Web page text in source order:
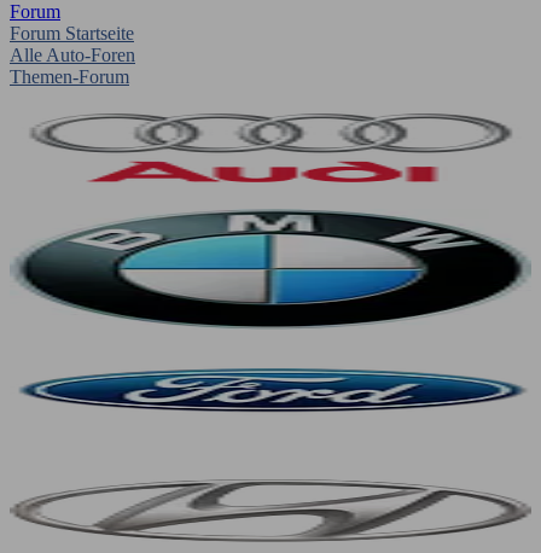
Forum
Forum Startseite
Alle Auto-Foren
Themen-Forum